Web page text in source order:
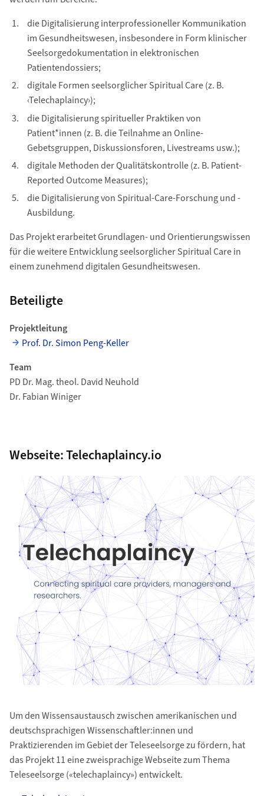
die Digitalisierung interprofessioneller Kommunikation
im Gesundheitswesen, insbesondere in Form klinischer
Seelsorgedokumentation in elektronischen
Patientendossiers;
digitale Formen seelsorglicher Spiritual Care (z. B.
‹Telechaplaincy›);
die Digitalisierung spiritueller Praktiken von
Patient*innen (z. B. die Teilnahme an Online-
Gebetsgruppen, Diskussionsforen, Livestreams usw.);
digitale Methoden der Qualitätskontrolle (z. B. Patient-
Reported Outcome Measures);
die Digitalisierung von Spiritual-Care-Forschung und -
Ausbildung.
Das Projekt erarbeitet Grundlagen- und Orientierungswissen
für die weitere Entwicklung seelsorglicher Spiritual Care in
einem zunehmend digitalen Gesundheitswesen.
Beteiligte
Projektleitung
Prof. Dr. Simon Peng-Keller
Team
PD Dr. Mag. theol. David Neuhold
Dr. Fabian Winiger
Webseite: Telechaplaincy.io
Um den Wissensaustausch zwischen amerikanischen und
deutschsprachigen Wissenschaftler:innen und
Praktizierenden im Gebiet der Teleseelsorge zu fördern, hat
das Projekt 11 eine zweisprachige Webseite zum Thema
Teleseelsorge («telechaplaincy») entwickelt.